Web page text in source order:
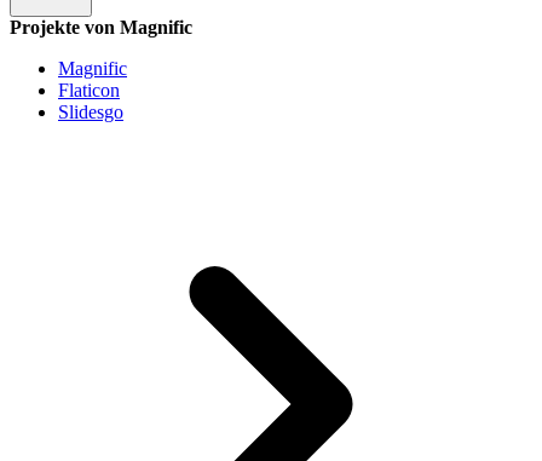
Projekte von Magnific
Magnific
Flaticon
Slidesgo